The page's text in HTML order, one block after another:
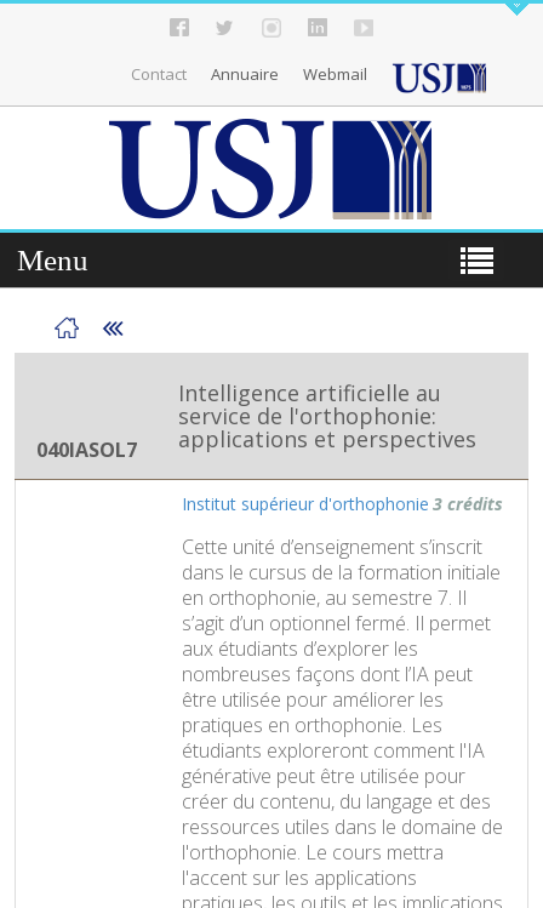
Contact Annuaire Webmail
Menu
040IASOL7
Intelligence artificielle au
service de l'orthophonie:
applications et perspectives
Institut supérieur d'orthophonie 3 crédits
Cette unité d’enseignement s’inscrit
dans le cursus de la formation initiale
en orthophonie, au semestre 7. Il
s’agit d’un optionnel fermé. Il permet
aux étudiants d’explorer les
nombreuses façons dont l’IA peut
être utilisée pour améliorer les
pratiques en orthophonie. Les
étudiants exploreront comment l'IA
générative peut être utilisée pour
créer du contenu, du langage et des
ressources utiles dans le domaine de
l'orthophonie. Le cours mettra
l'accent sur les applications